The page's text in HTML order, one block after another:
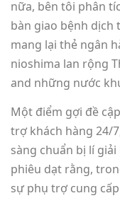
nữa, bên tôi phân
bàn giao bệnh
mang lại thẻ ngân
nioshima lan rộng
and những nước
Một điểm gợi đề
trợ khách hàng 24/
sàng chuẩn bị lí
phiêu dạt rằng,
sự phụ trợ cung